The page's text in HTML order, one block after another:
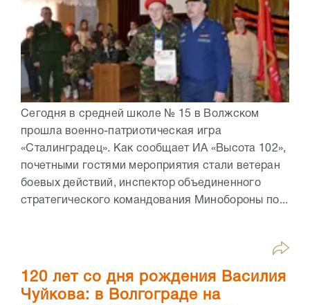
Сегодня в средней школе № 15 в Волжском
прошла военно-патриотическая игра
«Сталинградец». Как сообщает ИА «Высота 102»,
почетными гостями мероприятия стали ветеран
боевых действий, инспектор объединенного
стратегического командования Минобороны по...
120 лет со дня рождения Василия
Чуйкова: в Волгограде на